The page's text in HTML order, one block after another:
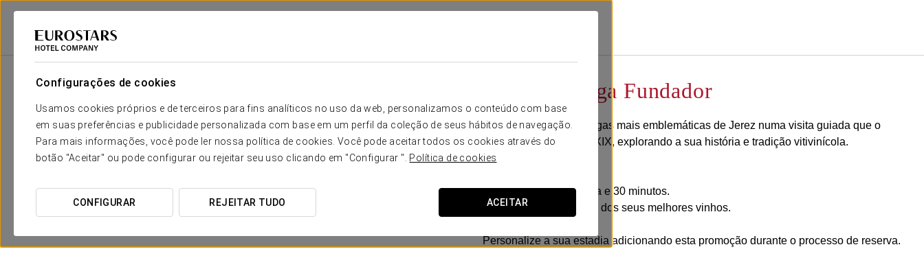
Configurações de cookies
Usamos cookies próprios e de terceiros para fins analíticos no uso da web, personalizamos o conteúdo com base
em suas preferências e publicidade personalizada com base em um perfil da coleção de seus hábitos de navegação.
Para mais informações, você pode ler nossa política de cookies. Você pode aceitar todos os cookies através do
botão "Aceitar" ou pode configurar ou rejeitar seu uso clicando em "Configurar ". Política de cookies
CONFIGURAR REJEITAR TUDO ACEITAR
Eurostars Hotel Company
Visita à Adega Fundador
Descubra uma das adegas mais emblemáticas de Jerez numa visita guiada que o
transportará ao século XIX, explorando a sua história e tradição vitivinícola.
- Visita guiada de 1 hora e 30 minutos.
- Prova de uma seleção dos seus melhores vinhos.
Personalize a sua estadia adicionando esta promoção durante o processo de reserva.